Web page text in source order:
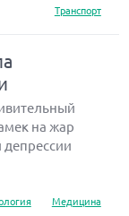
Транспорт
на жар
Медицина